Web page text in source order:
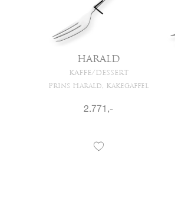
HARALD
KAFFE/DESSERT
Prins Harald, Kakegaffel
2.771 ,-